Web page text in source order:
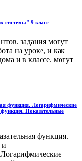
системы" 9 класс
задания могут
на уроке, и как
и в классе. могут
функция. Логарифмические
Показательные
функция.
и